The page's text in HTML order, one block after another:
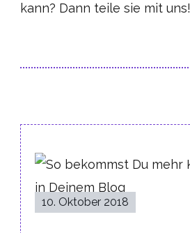
kann? Dann teile sie mit uns!
Post
Navigation
10. Oktober 2018